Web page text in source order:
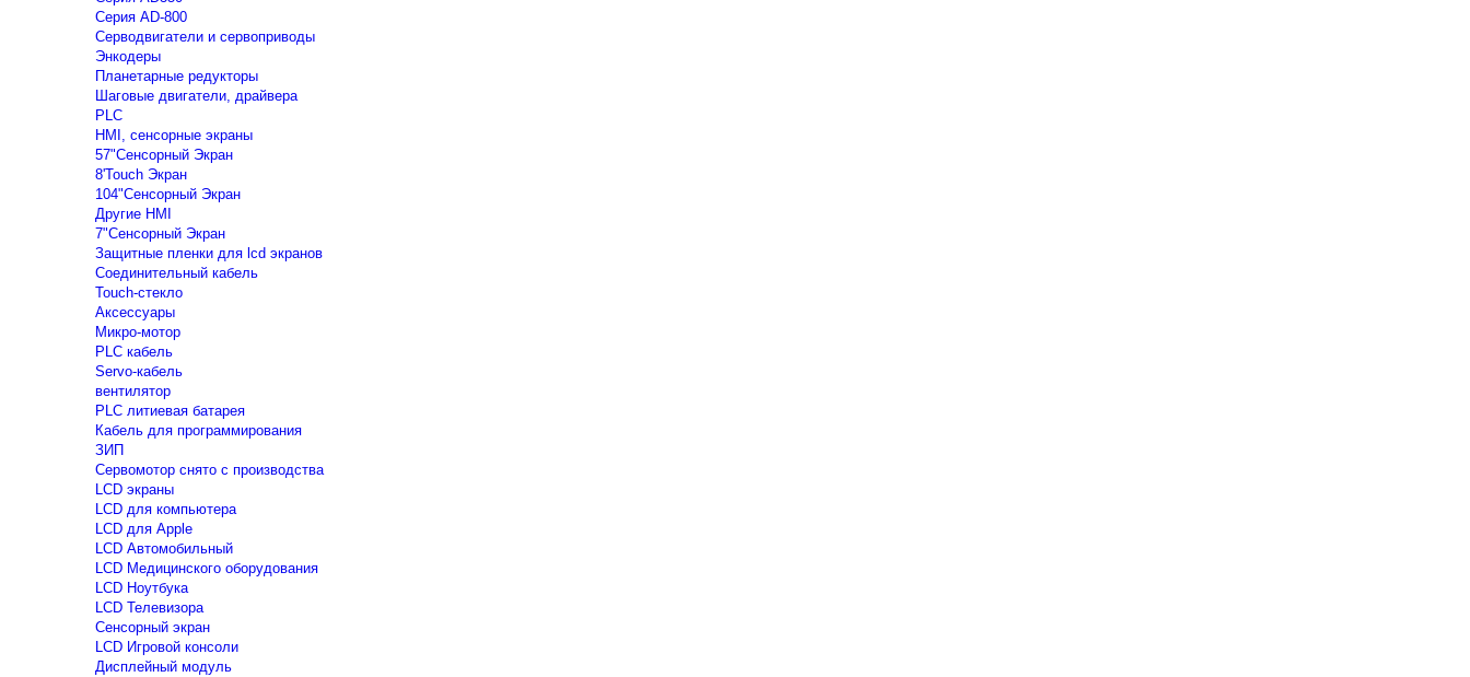
Серия AD-800
Серводвигатели и сервоприводы
Энкодеры
Планетарные редукторы
Шаговые двигатели, драйвера
PLC
HMI, сенсорные экраны
57"Сенсорный Экран
8'Touch Экран
104"Сенсорный Экран
Другие HMI
7"Сенсорный Экран
Защитные пленки для lcd экранов
Соединительный кабель
Touch-стекло
Аксессуары
Микро-мотор
PLC кабель
Servo-кабель
вентилятор
PLC литиевая батарея
Кабель для программирования
ЗИП
Сервомотор снято с производства
LCD экраны
LCD для компьютера
LCD для Apple
LCD Автомобильный
LCD Медицинского оборудования
LCD Ноутбука
LCD Телевизора
Сенсорный экран
LCD Игровой консоли
Дисплейный модуль